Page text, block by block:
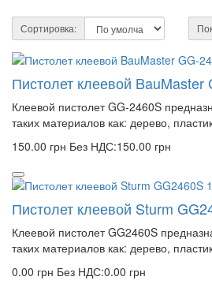
Сортировка:
Пистолет клеевой BauMaster
Клеевой пистолет GG-2460S
таких материалов как: дерево,
150.00 грн Без НДС:150.00 грн
Пистолет клеевой Sturm
Клеевой пистолет GG2460S
таких материалов как: дерево,
0.00 грн Без НДС:0.00 грн